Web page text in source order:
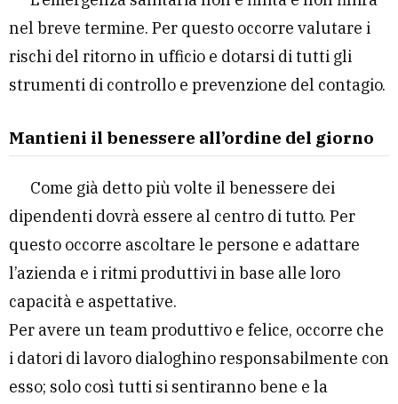
nel breve termine. Per questo occorre valutare i
rischi del ritorno in ufficio e dotarsi di tutti gli
strumenti di controllo e prevenzione del contagio.
Mantieni il benessere all’ordine del giorno
Come già detto più volte il benessere dei
dipendenti dovrà essere al centro di tutto. Per
questo occorre ascoltare le persone e adattare
l’azienda e i ritmi produttivi in base alle loro
capacità e aspettative.
Per avere un team produttivo e felice, occorre che
i datori di lavoro dialoghino responsabilmente con
esso; solo così tutti si sentiranno bene e la